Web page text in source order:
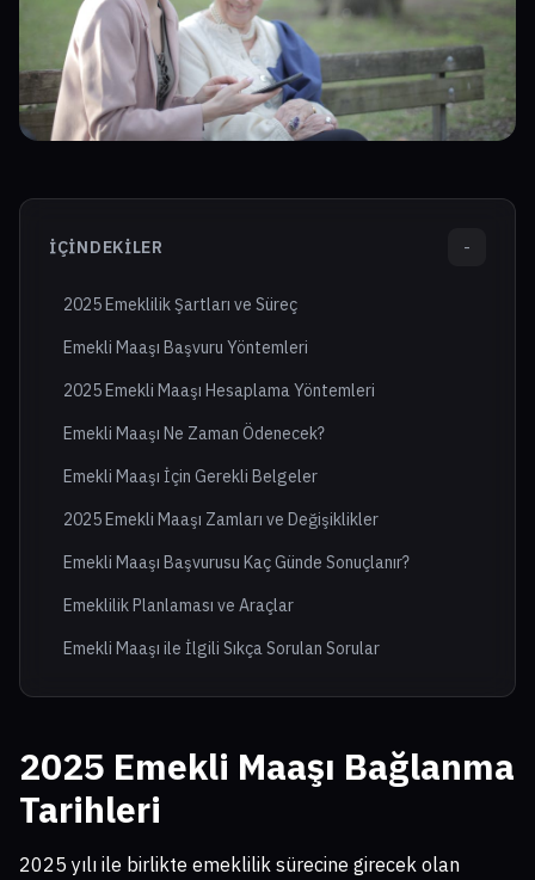
İÇINDEKILER -
2025 Emeklilik Şartları ve Süreç
Emekli Maaşı Başvuru Yöntemleri
2025 Emekli Maaşı Hesaplama Yöntemleri
Emekli Maaşı Ne Zaman Ödenecek?
Emekli Maaşı İçin Gerekli Belgeler
2025 Emekli Maaşı Zamları ve Değişiklikler
Emekli Maaşı Başvurusu Kaç Günde Sonuçlanır?
Emeklilik Planlaması ve Araçlar
Emekli Maaşı ile İlgili Sıkça Sorulan Sorular
2025 Emekli Maaşı Bağlanma
Tarihleri
2025 yılı ile birlikte emeklilik sürecine girecek olan